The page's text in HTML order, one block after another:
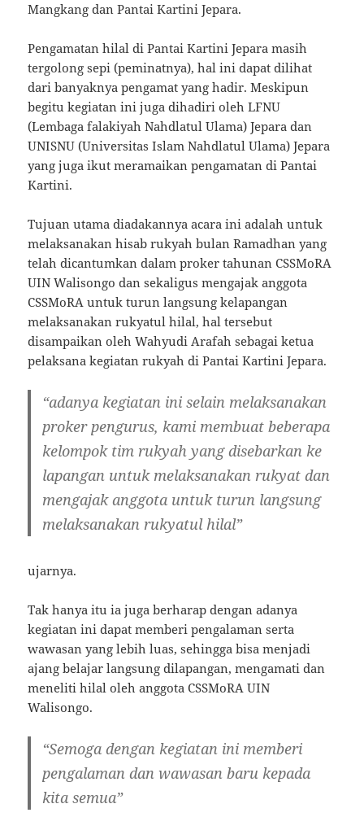
Mangkang dan Pantai Kartini Jepara.
Pengamatan hilal di Pantai Kartini Jepara masih
tergolong sepi (peminatnya), hal ini dapat dilihat
dari banyaknya pengamat yang hadir. Meskipun
begitu kegiatan ini juga dihadiri oleh LFNU
(Lembaga falakiyah Nahdlatul Ulama) Jepara dan
UNISNU (Universitas Islam Nahdlatul Ulama) Jepara
yang juga ikut meramaikan pengamatan di Pantai
Kartini.
Tujuan utama diadakannya acara ini adalah untuk
melaksanakan hisab rukyah bulan Ramadhan yang
telah dicantumkan dalam proker tahunan CSSMoRA
UIN Walisongo dan sekaligus mengajak anggota
CSSMoRA untuk turun langsung kelapangan
melaksanakan rukyatul hilal, hal tersebut
disampaikan oleh Wahyudi Arafah sebagai ketua
pelaksana kegiatan rukyah di Pantai Kartini Jepara.
“adanya kegiatan ini selain melaksanakan
proker pengurus, kami membuat beberapa
kelompok tim rukyah yang disebarkan ke
lapangan untuk melaksanakan rukyat dan
mengajak anggota untuk turun langsung
melaksanakan rukyatul hilal”
ujarnya.
Tak hanya itu ia juga berharap dengan adanya
kegiatan ini dapat memberi pengalaman serta
wawasan yang lebih luas, sehingga bisa menjadi
ajang belajar langsung dilapangan, mengamati dan
meneliti hilal oleh anggota CSSMoRA UIN
Walisongo.
“Semoga dengan kegiatan ini memberi
pengalaman dan wawasan baru kepada
kita semua”